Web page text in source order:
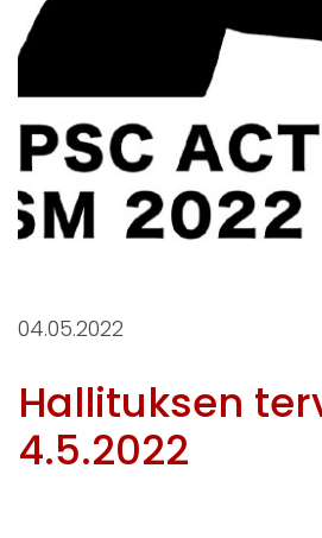
04.05.2022
Hallituksen
4.5.2022